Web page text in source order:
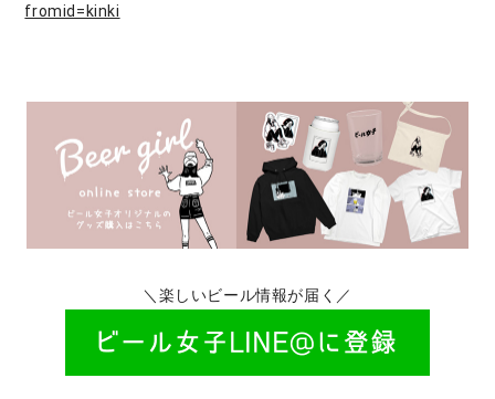
fromid=kinki
＼楽しいビール情報が届く／